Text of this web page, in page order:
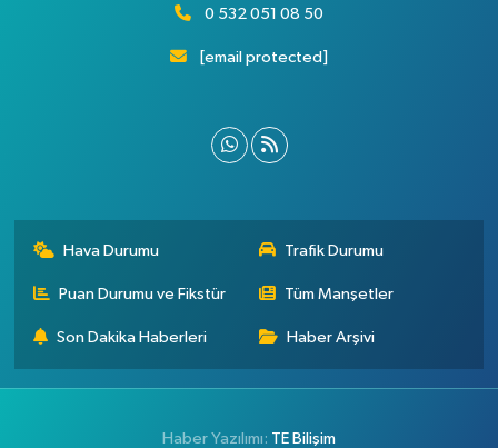
0 532 051 08 50
[email protected]
Hava Durumu Trafik Durumu
Puan Durumu ve Fikstür Tüm Manşetler
Son Dakika Haberleri Haber Arşivi
Haber Yazılımı: TE Bilişim